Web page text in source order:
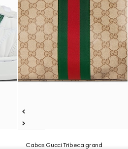
Cabas Gucci Tribeca grand